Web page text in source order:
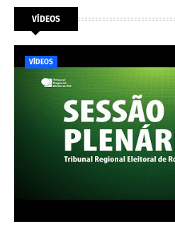
VÍDEOS
VÍDEOS